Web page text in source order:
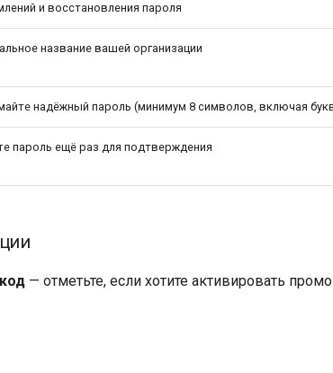
и восстановления пароля
название вашей организации
надёжный пароль (минимум 8 символов, включая
пароль ещё раз для подтверждения
— отметьте, если хотите активировать